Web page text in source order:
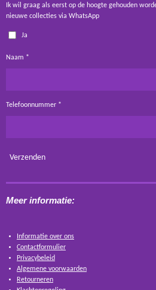
Ik wil graag als eerst op de hoogte gehouden
nieuwe collecties via WhatsApp
Ja
Naam *
Telefoonnummer *
Verzenden
Meer informatie:
Informatie over ons
Contactformulier
Privacybeleid
Algemene voorwaarden
Retourneren